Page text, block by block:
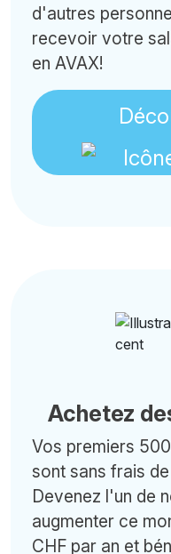
d'autres
recevoir votre
en AVAX!
Achetez
Vos premiers
sont sans frais
Devenez l'un de
augmenter ce
CHF par an et